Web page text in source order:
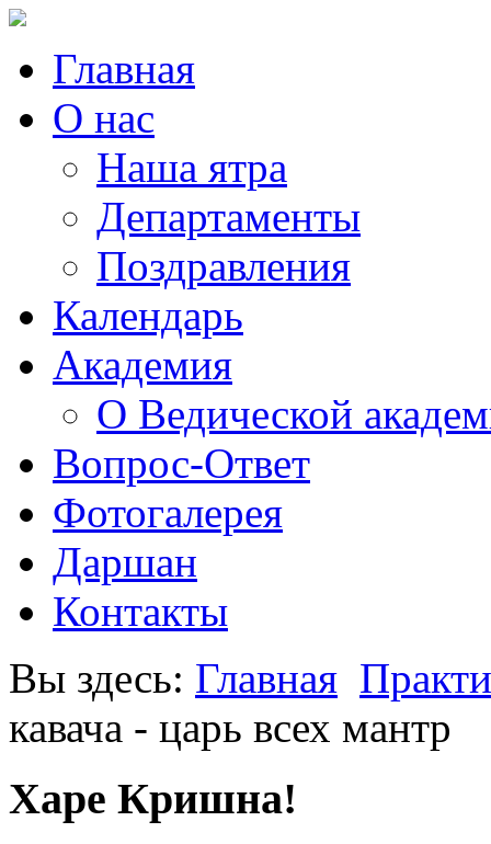
Главная
О нас
Наша ятра
Департаменты
Поздравления
Календарь
Академия
О Ведической
Вопрос-Ответ
Фотогалерея
Даршан
Контакты
Вы здесь: Главная
кавача - царь всех мантр
Харе Кришна!